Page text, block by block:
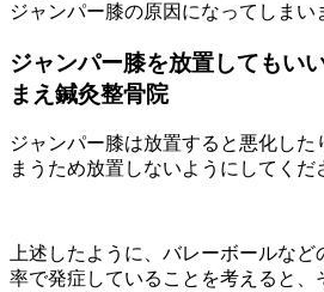
ジャンパー膝の原因になってしまい
ジャンパー膝を放置してもい
まえ鍼灸整骨院
ジャンパー膝は放置すると悪化した
まうため放置しないようにしてくだ
上述したように、バレーボールなど
率で発症していることを考えると、